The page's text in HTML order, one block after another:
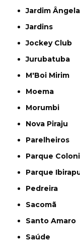
Jardim Ângela
Jardins
Jockey Club
Jurubatuba
M'Boi Mirim
Moema
Morumbi
Nova Piraju
Parelheiros
Parque
Parque
Pedreira
Sacomã
Santo Amaro
Saúde